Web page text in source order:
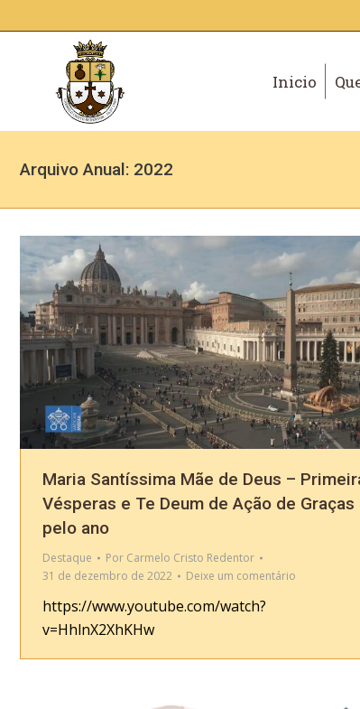
Inicio
Arquivo Anual: 2022
Maria Santíssima Mãe de Deus –
Vésperas e Te Deum de Ação de Graças
pelo ano
Destaque Por Carmelo Cristo Redentor
31 de dezembro de 2022
Deixe um comentário
https://www.youtube.com/watch?
v=HhlnX2XhKHw